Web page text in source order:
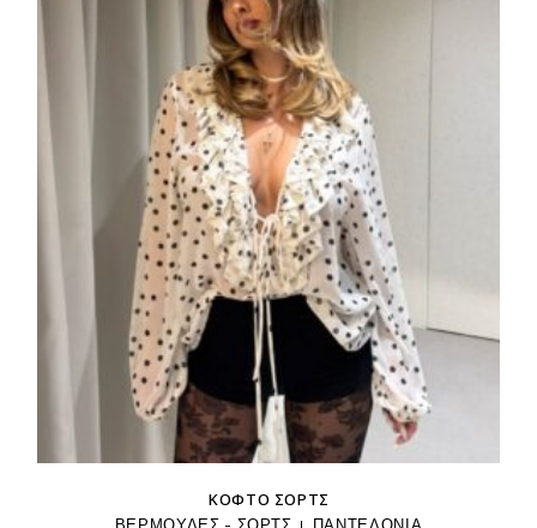
ΚΟΦΤΌ ΣΟΡΤΣ